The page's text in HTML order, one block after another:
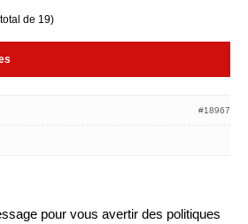
de 19)
#18967
pour vous avertir des politiques